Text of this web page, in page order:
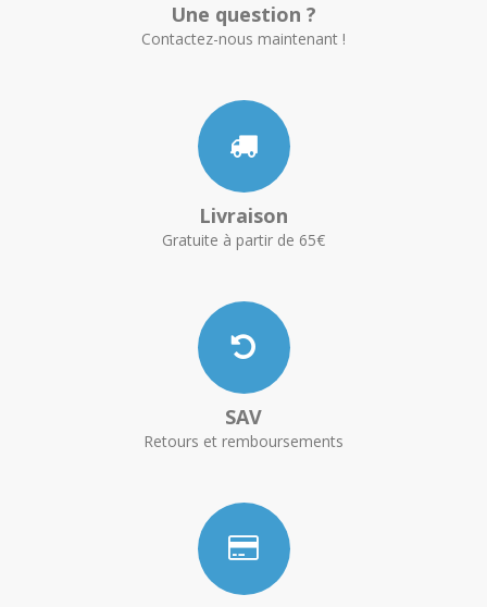
Une question ?
Contactez-nous maintenant !
Livraison
Gratuite à partir de 65€
SAV
Retours et remboursements